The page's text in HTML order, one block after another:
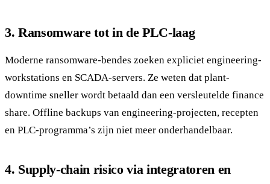
3. Ransomware tot in de PLC-laag
Moderne ransomware-bendes zoeken expliciet engineering-
workstations en SCADA-servers. Ze weten dat plant-
downtime sneller wordt betaald dan een versleutelde finance
share. Offline backups van engineering-projecten, recepten
en PLC-programma’s zijn niet meer onderhandelbaar.
4. Supply-chain risico via integratoren en